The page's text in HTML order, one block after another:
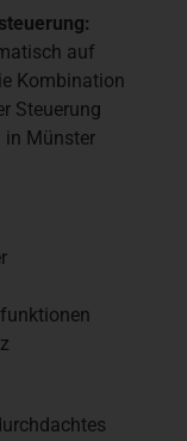
auf
Kombination
Steuerung
in Münster